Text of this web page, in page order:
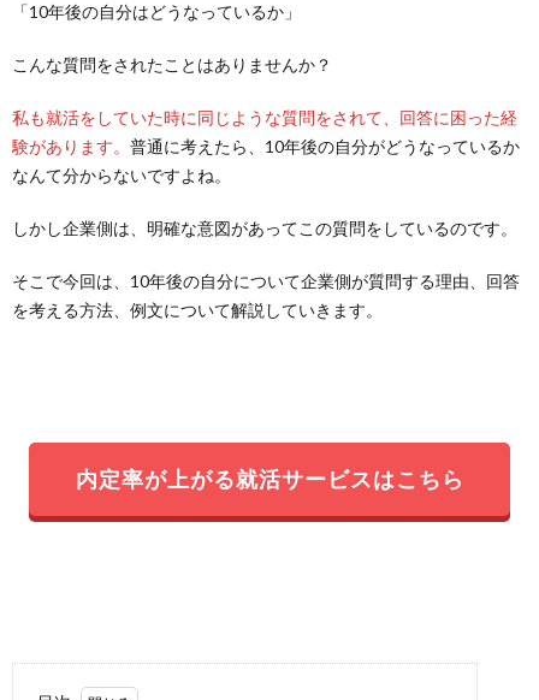
「10年後の自分はどうなっているか」
こんな質問をされたことはありませんか？
私も就活をしていた時に同じような質問をされて、回答に困った経
験があります。 普通に考えたら、10年後の自分がどうなっているか
なんて分からないですよね。
しかし企業側は、明確な意図があってこの質問をしているのです。
そこで今回は、10年後の自分について企業側が質問する理由、回答
を考える方法、例文について解説していきます。
内定率が上がる就活サービスはこちら